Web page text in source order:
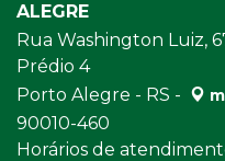
ALEGRE
Rua Washington Luiz,
Prédio 4
Porto Alegre - RS -
90010-460
Horários de